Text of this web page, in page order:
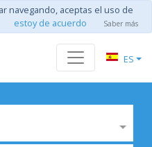
navegando, aceptas el uso de
estoy de acuerdo Saber más
ES